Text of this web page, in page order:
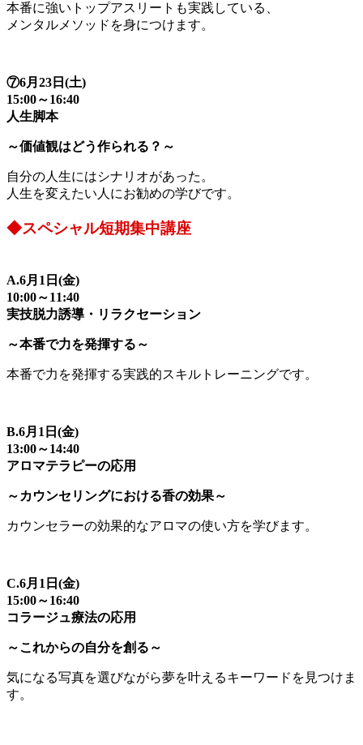
本番に強いトップアスリートも実践している、
メンタルメソッドを身につけます。
⑦6月23日(土)
15:00～16:40
人生脚本
～価値観はどう作られる？～
自分の人生にはシナリオがあった。
人生を変えたい人にお勧めの学びです。
◆スペシャル短期集中講座
A.6月1日(金)
10:00～11:40
実技脱力誘導・リラクセーション
～本番で力を発揮する～
本番で力を発揮する実践的スキルトレーニングです。
B.6月1日(金)
13:00～14:40
アロマテラピーの応用
～カウンセリングにおける香の効果～
カウンセラーの効果的なアロマの使い方を学びます。
C.6月1日(金)
15:00～16:40
コラージュ療法の応用
～これからの自分を創る～
気になる写真を選びながら夢を叶えるキーワードを見つけま
す。